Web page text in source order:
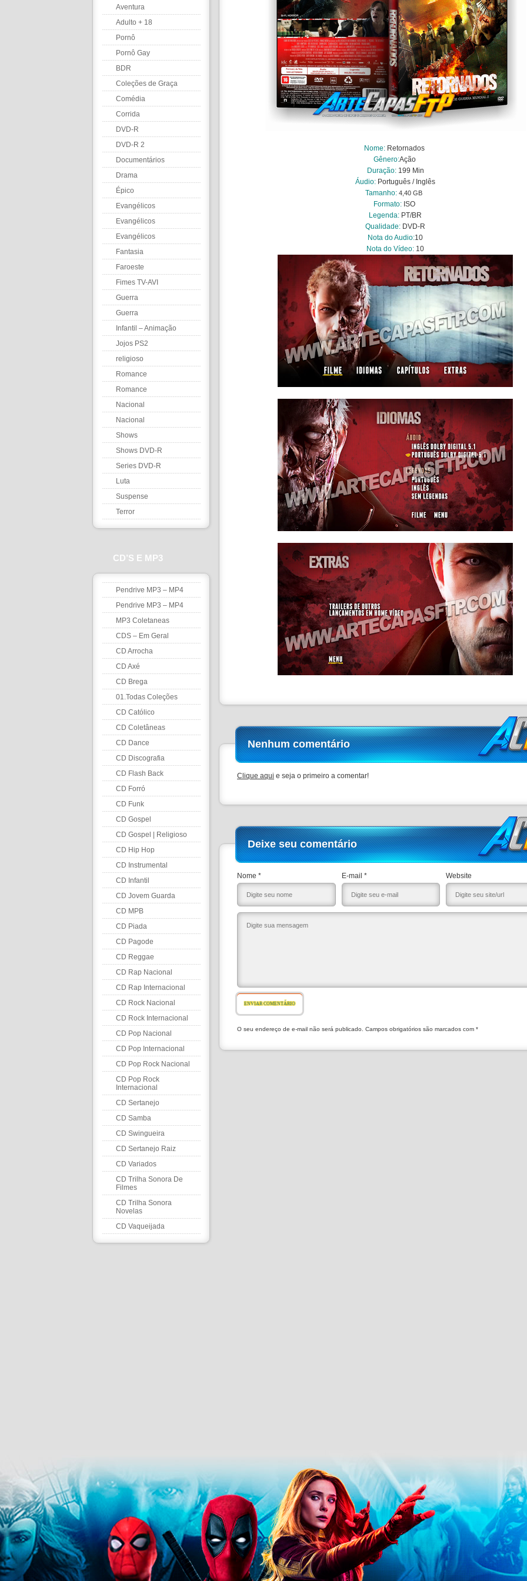
Aventura
Adulto + 18
Pornô
Pornô Gay
BDR
Coleções de Graça
Comédia
Corrida
DVD-R
DVD-R 2
Documentários
Drama
Épico
Evangélicos
Evangélicos
Evangélicos
Fantasia
Faroeste
Fimes TV-AVI
Guerra
Guerra
Infantil – Animação
Jojos PS2
religioso
Romance
Romance
Nacional
Nacional
Shows
Shows DVD-R
Series DVD-R
Luta
Suspense
Terror
CD’S E MP3
Pendrive MP3 – MP4
Pendrive MP3 – MP4
MP3 Coletaneas
CDS – Em Geral
CD Arrocha
CD Axé
CD Brega
01.Todas Coleções
CD Católico
CD Coletâneas
CD Dance
CD Discografia
CD Flash Back
CD Forró
CD Funk
CD Gospel
CD Gospel | Religioso
CD Hip Hop
CD Instrumental
CD Infantil
CD Jovem Guarda
CD MPB
CD Piada
CD Pagode
CD Reggae
CD Rap Nacional
CD Rap Internacional
CD Rock Nacional
CD Rock Internacional
CD Pop Nacional
CD Pop Internacional
CD Pop Rock Nacional
CD Pop Rock
Internacional
CD Sertanejo
CD Samba
CD Swingueira
CD Sertanejo Raiz
CD Variados
CD Trilha Sonora De
Filmes
CD Trilha Sonora
Novelas
CD Vaqueijada
Nome: Retornados
Gênero:Ação
Duração: 199 Min
Áudio: Português / Inglês
Tamanho: 4,40 GB
Formato: ISO
Legenda: PT/BR
Qualidade: DVD-R
Nota do Audio:10
Nota do Vídeo: 10
Nenhum comentário
Clique aqui e seja o primeiro a comentar!
Deixe seu comentário
Nome * E-mail * Website
ENVIAR COMENTÁRIO
O seu endereço de e-mail não será publicado. Campos obrigatórios são marcados com *